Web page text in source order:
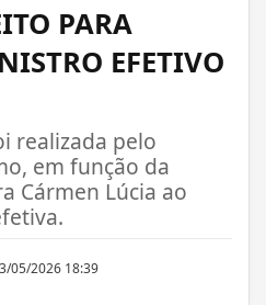
PARA
EFETIVO
realizada pelo
em função da
Cármen Lúcia ao
05/2026 18:39